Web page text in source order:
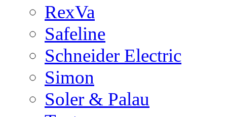
RexVa
Safeline
Schneider Electric
Simon
Soler & Palau